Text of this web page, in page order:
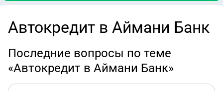
Автокредит в Аймани Банк
Последние вопросы по теме
«Автокредит в Аймани Банк»